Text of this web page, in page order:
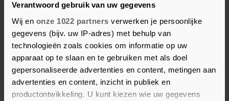
Verantwoord gebruik van uw gegevens
Wij en onze 1022 partners verwerken je persoonlijke
gegevens (bijv. uw IP-adres) met behulp van
technologieën zoals cookies om informatie op uw
apparaat op te slaan en te gebruiken met als doel
gepersonaliseerde advertenties en content, metingen aan
advertenties en content, inzicht in publiek en
productontwikkeling. U kunt kiezen wie uw gegevens